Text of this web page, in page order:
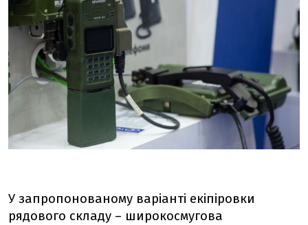
У запропонованому варіанті екіпіровки
рядового складу – широкосмугова